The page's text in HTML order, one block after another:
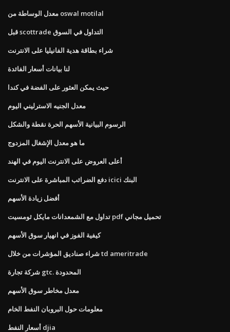
معدل الوساطة من oswal motilal
قبل scottrade التداول في السوق
شراء بطاقة هدية الفانيليا على الانترنت
لنا بيانات أسعار الفائدة
حيث يمكن العثور على الفضة في كندا
معدل الجنيه الاسترليني اليوم
الرسوم البيانية الأسهم الحرة نقطة والشكل
ما هو معدل الإشغال المزدوج
أعلى العروض على الانترنت اليوم في الهند
دفع الضرائب المباشرة على الانترنت icici البنك
أفضل زيادة الأسهم
تداول مع الشمعدانات مايكل ثومسيت pdf تحميل مجاني
كيفية الفوز في انهيار سوق الأسهم
شراء صناديق المؤشرات من خلال td ameritrade
شركة تجارة gtc. المحدودة
معدل مخاطر سوق الأسهم
معلومات حول البروبان النفط الخام
أسعار النفط djia